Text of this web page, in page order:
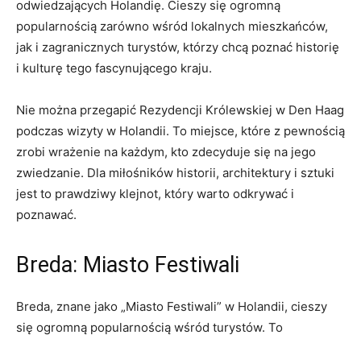
odwiedzających Holandię.⁢ Cieszy​ się ogromną
popularnością zarówno wśród lokalnych mieszkańców,
jak i zagranicznych turystów, którzy chcą⁣ poznać historię
i kulturę tego​ fascynującego kraju.
Nie można przegapić Rezydencji Królewskiej w Den Haag
podczas wizyty w Holandii. ‌To miejsce, które z pewnością
zrobi wrażenie na każdym, ⁢kto zdecyduje się na jego​
zwiedzanie. Dla miłośników historii, architektury i sztuki
jest to prawdziwy klejnot,⁢ który warto odkrywać i
poznawać.
Breda: Miasto Festiwali
Breda, znane jako „Miasto Festiwali” w Holandii, cieszy
się​ ogromną popularnością wśród turystów. To